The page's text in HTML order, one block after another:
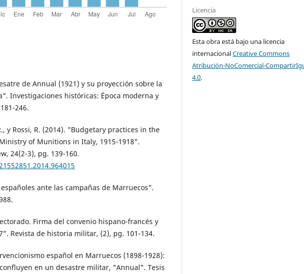
de Annual (1921) y su proyección sobre la
Investigaciones históricas: Época moderna y
246.
y Rossi, R. (2014). "Budgetary practices in the
of Munitions in Italy, 1915-1918".
24(2-3), pg. 139-160.
ante las campañas de Marruecos".
Firma del convenio hispano-francés y
Revista de historia militar, (2), pg. 101-134.
español en Marruecos (1898-1928):
en un desastre militar, "Annual". Tesis
Licencia
Esta obra está bajo una licencia
internacionalCreative Commons
Atribución-NoComercial-
4.0.